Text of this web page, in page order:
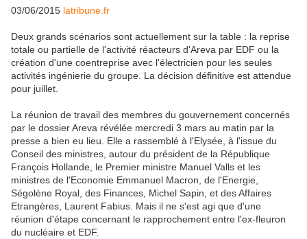
03/06/2015 latribune.fr
Deux grands scénarios sont actuellement sur la table : la reprise
totale ou partielle de l'activité réacteurs d'Areva par EDF ou la
création d'une coentreprise avec l'électricien pour les seules
activités ingénierie du groupe. La décision définitive est attendue
pour juillet.
La réunion de travail des membres du gouvernement concernés
par le dossier Areva révélée mercredi 3 mars au matin par la
presse a bien eu lieu. Elle a rassemblé à l'Elysée, à l'issue du
Conseil des ministres, autour du président de la République
François Hollande, le Premier ministre Manuel Valls et les
ministres de l'Economie Emmanuel Macron, de l'Energie,
Ségolène Royal, des Finances, Michel Sapin, et des Affaires
Etrangères, Laurent Fabius. Mais il ne s'est agi que d'une
réunion d'étape concernant le rapprochement entre l'ex-fleuron
du nucléaire et EDF.